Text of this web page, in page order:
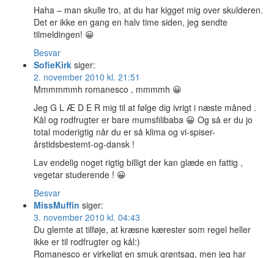
Haha – man skulle tro, at du har kigget mig over skulderen.
Det er ikke en gang en halv time siden, jeg sendte
tilmeldingen! 😀
Besvar
SofieKirk siger:
2. november 2010 kl. 21:51
Mmmmmmh romanesco , mmmmh 😀
Jeg G L Æ D E R mig til at følge dig ivrigt i næste måned .
Kål og rodfrugter er bare mumsfilibaba 😀 Og så er du jo
total moderigtig når du er så klima og vi-spiser-
årstidsbestemt-og-dansk !
Lav endelig noget rigtig billigt der kan glæde en fattig ,
vegetar studerende ! 😀
Besvar
MissMuffin siger:
3. november 2010 kl. 04:43
Du glemte at tilføje, at kræsne kærester som regel heller
ikke er til rodfrugter og kål:)
Romanesco er virkeligt en smuk grøntsag, men jeg har